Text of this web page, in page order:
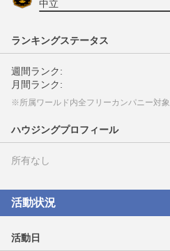
中立
ランキングステータス
週間ランク:
月間ランク:
※所属ワールド内全フリーカンパニー対象
ハウジングプロフィール
所有なし
活動状況
活動日